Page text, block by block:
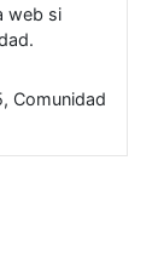
web si
Comunidad